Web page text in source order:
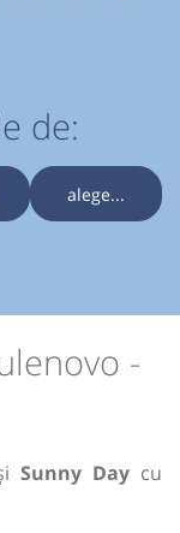
de:
alege...
-
Sunny Day cu